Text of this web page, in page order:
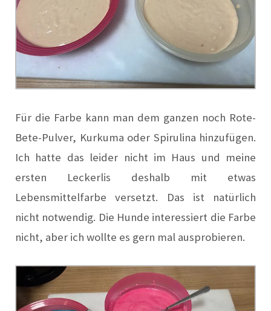
Für die Farbe kann man dem ganzen noch Rote-
Bete-Pulver, Kurkuma oder Spirulina hinzufügen.
Ich hatte das leider nicht im Haus und meine
ersten Leckerlis deshalb mit etwas
Lebensmittelfarbe versetzt. Das ist natürlich
nicht notwendig. Die Hunde interessiert die Farbe
nicht, aber ich wollte es gern mal ausprobieren.